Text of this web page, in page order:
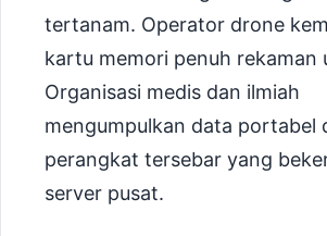
tertanam. Operator drone
kartu memori penuh rekaman
Organisasi medis dan ilmiah
mengumpulkan data portabel
perangkat tersebar yang
server pusat.